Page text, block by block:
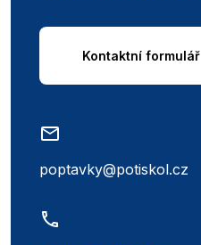
Kontaktní formulář
poptavky@potiskol.cz